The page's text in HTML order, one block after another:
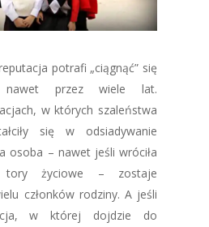
potrafi „ciągnąć” się
nawet przez wiele lat.
w których szaleństwa
się w odsiadywanie
osoba – nawet jeśli wróciła
tory życiowe – zostaje
członków rodziny. A jeśli
w której dojdzie do